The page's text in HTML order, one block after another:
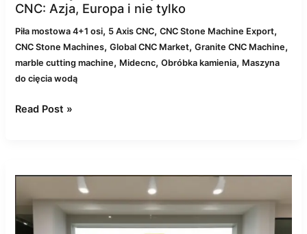
CNC: Azja, Europa i nie tylko
Piła mostowa 4+1 osi, 5 Axis CNC,CNC Stone Machine Export,
CNC Stone Machines,Global CNC Market,Granite CNC Machine,
marble cutting machine, Midecnc,Obróbka kamienia, Maszyna
do cięcia wodą
Read Post »
maszyn
CNC